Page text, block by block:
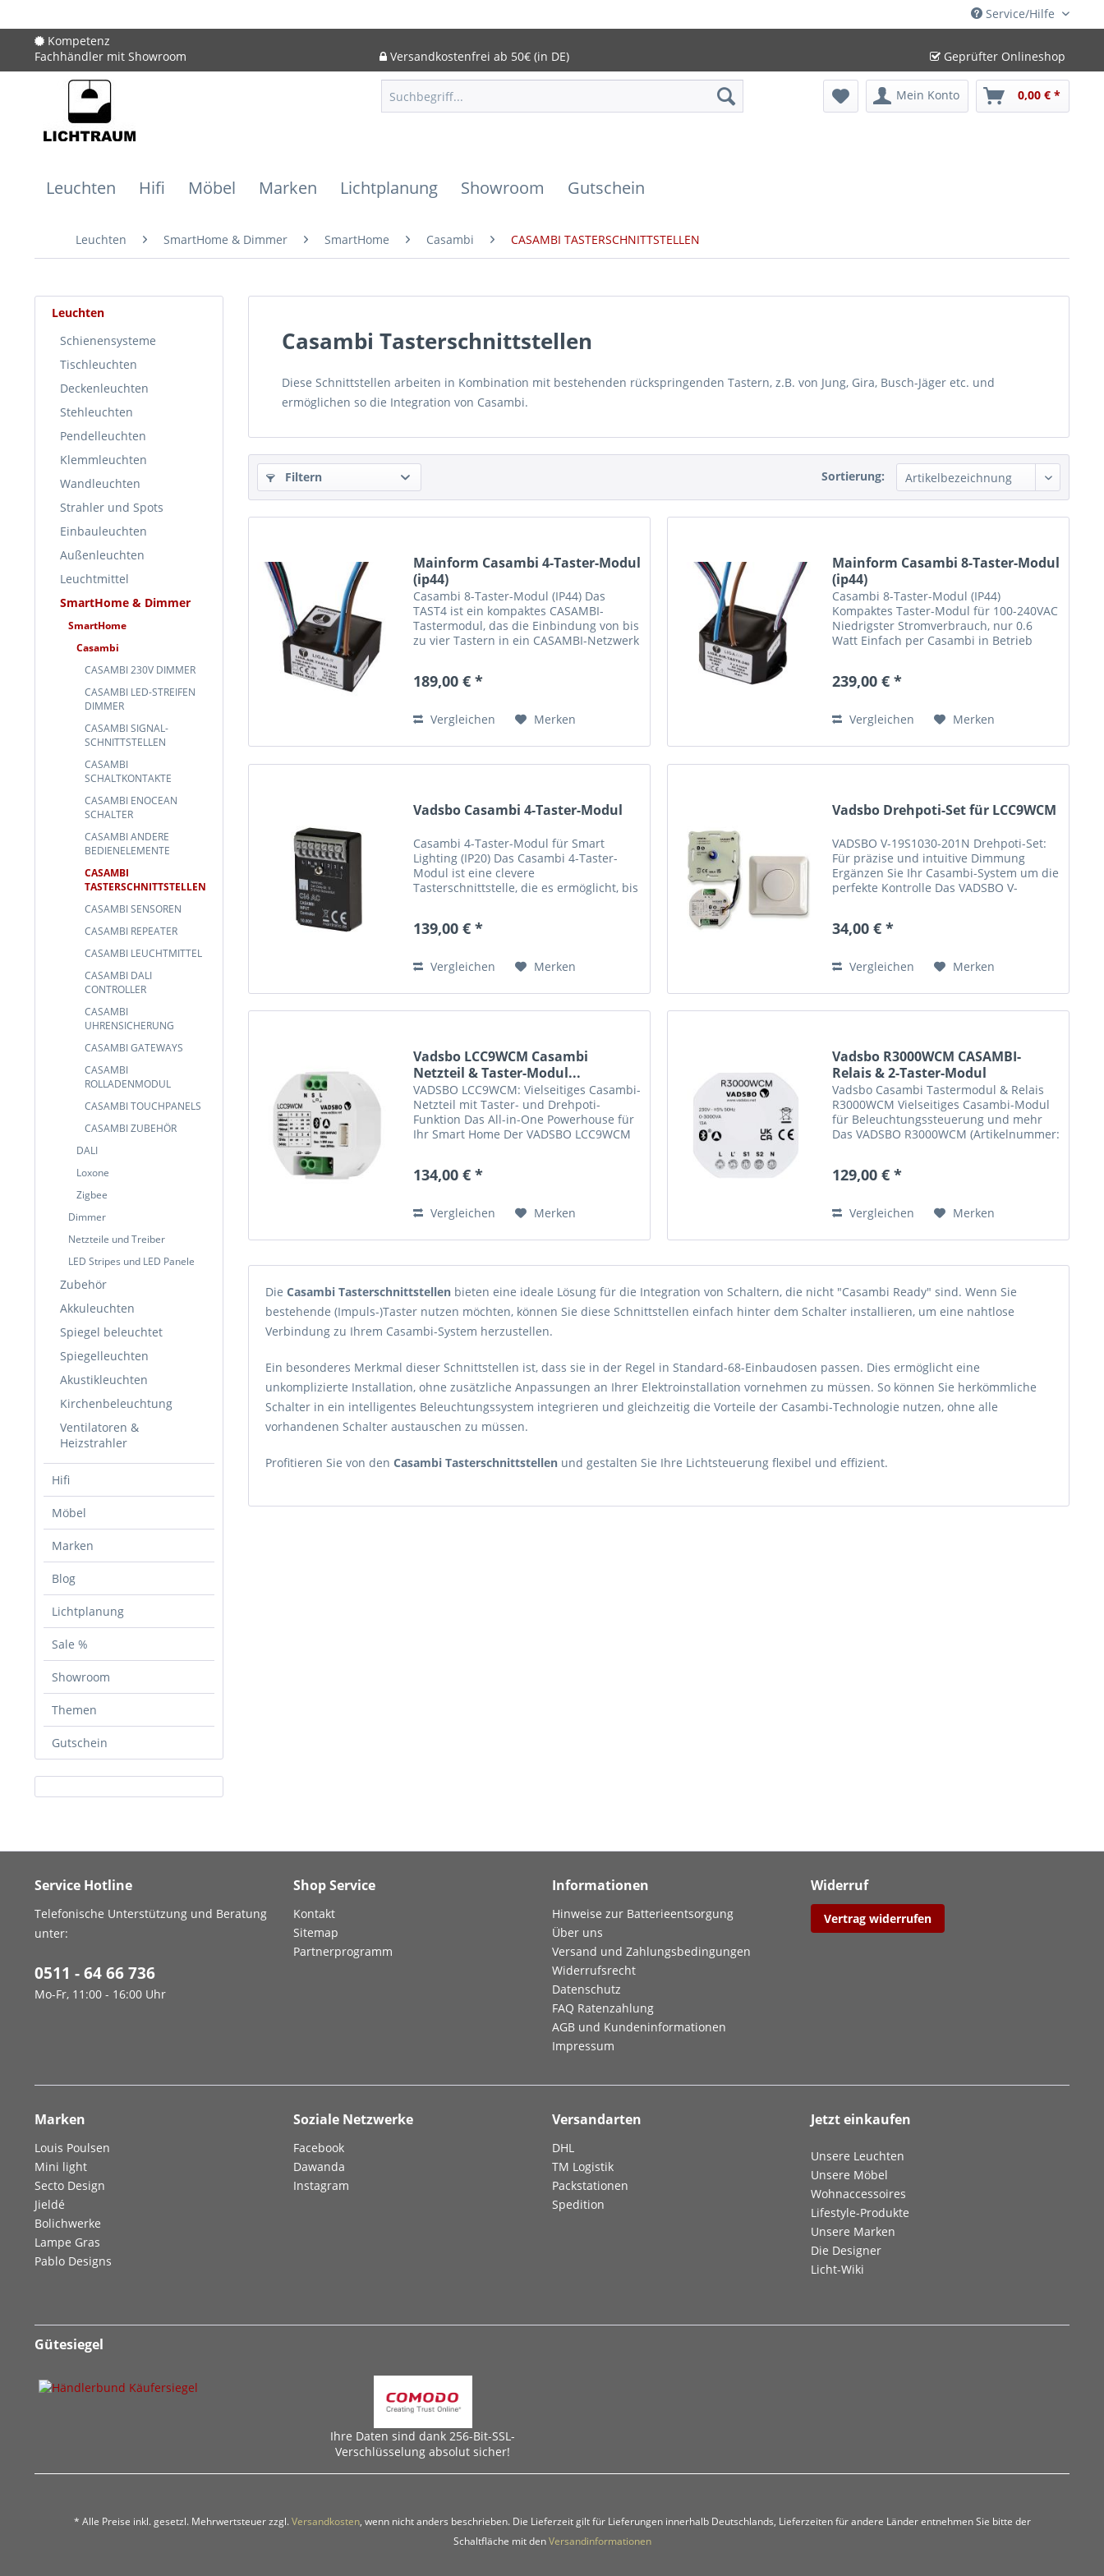
Service/Hilfe
Kompetenz
Fachhändler mit Showroom
Versandkostenfrei ab 50€ (in DE) Geprüfter Onlineshop
Mein Konto 0,00 € *
Leuchten Hifi Möbel Marken Lichtplanung Showroom Gutschein
Leuchten SmartHome & Dimmer SmartHome Casambi CASAMBI TASTERSCHNITTSTELLEN
Leuchten
Schienensysteme
Tischleuchten
Deckenleuchten
Stehleuchten
Pendelleuchten
Klemmleuchten
Wandleuchten
Strahler und Spots
Einbauleuchten
Außenleuchten
Leuchtmittel
SmartHome & Dimmer
SmartHome
Casambi
CASAMBI 230V DIMMER
CASAMBI LED-STREIFEN
DIMMER
CASAMBI SIGNAL-
SCHNITTSTELLEN
CASAMBI
SCHALTKONTAKTE
CASAMBI ENOCEAN
SCHALTER
CASAMBI ANDERE
BEDIENELEMENTE
CASAMBI
TASTERSCHNITTSTELLEN
CASAMBI SENSOREN
CASAMBI REPEATER
CASAMBI LEUCHTMITTEL
CASAMBI DALI
CONTROLLER
CASAMBI
UHRENSICHERUNG
CASAMBI GATEWAYS
CASAMBI
ROLLADENMODUL
CASAMBI TOUCHPANELS
CASAMBI ZUBEHÖR
DALI
Loxone
Zigbee
Dimmer
Netzteile und Treiber
LED Stripes und LED Panele
Zubehör
Akkuleuchten
Spiegel beleuchtet
Spiegelleuchten
Akustikleuchten
Kirchenbeleuchtung
Ventilatoren &
Heizstrahler
Hifi
Möbel
Marken
Blog
Lichtplanung
Sale %
Showroom
Themen
Gutschein
Casambi Tasterschnittstellen
Diese Schnittstellen arbeiten in Kombination mit bestehenden rückspringenden Tastern, z.B. von Jung, Gira, Busch-Jäger etc. und
ermöglichen so die Integration von Casambi.
Filtern Sortierung:
Mainform Casambi 4-Taster-Modul
(ip44)
Casambi 8-Taster-Modul (IP44) Das
TAST4 ist ein kompaktes CASAMBI-
Tastermodul, das die Einbindung von bis
zu vier Tastern in ein CASAMBI-Netzwerk
angeschlossen und bietet...
189,00 € *
Vergleichen Merken
Mainform Casambi 8-Taster-Modul
(ip44)
Casambi 8-Taster-Modul (IP44)
Kompaktes Taster-Modul für 100-240VAC
Niedrigster Stromverbrauch, nur 0.6
Watt Einfach per Casambi in Betrieb
Taster-Modul können Sie bis...
239,00 € *
Vergleichen Merken
Vadsbo Casambi 4-Taster-Modul
Casambi 4-Taster-Modul für Smart
Lighting (IP20) Das Casambi 4-Taster-
Modul ist eine clevere
Tasterschnittstelle, die es ermöglicht, bis
Maßen passt dieses Modul...
139,00 € *
Vergleichen Merken
Vadsbo Drehpoti-Set für LCC9WCM
VADSBO V-19S1030-201N Drehpoti-Set:
Für präzise und intuitive Dimmung
Ergänzen Sie Ihr Casambi-System um die
perfekte Kontrolle Das VADSBO V-
und ermöglicht eine...
34,00 € *
Vergleichen Merken
Vadsbo LCC9WCM Casambi
Netzteil & Taster-Modul...
VADSBO LCC9WCM: Vielseitiges Casambi-
Netzteil mit Taster- und Drehpoti-
Funktion Das All-in-One Powerhouse für
Ihr Smart Home Der VADSBO LCC9WCM
kompakten Gehäuse...
134,00 € *
Vergleichen Merken
Vadsbo R3000WCM CASAMBI-
Relais & 2-Taster-Modul
Vadsbo Casambi Tastermodul & Relais
R3000WCM Vielseitiges Casambi-Modul
für Beleuchtungssteuerung und mehr
Das VADSBO R3000WCM (Artikelnummer:
Smart-Home-Steuerung auf...
129,00 € *
Vergleichen Merken
Die Casambi Tasterschnittstellen bieten eine ideale Lösung für die Integration von Schaltern, die nicht "Casambi Ready" sind. Wenn Sie
bestehende (Impuls-)Taster nutzen möchten, können Sie diese Schnittstellen einfach hinter dem Schalter installieren, um eine nahtlose
Verbindung zu Ihrem Casambi-System herzustellen.
Ein besonderes Merkmal dieser Schnittstellen ist, dass sie in der Regel in Standard-68-Einbaudosen passen. Dies ermöglicht eine
unkomplizierte Installation, ohne zusätzliche Anpassungen an Ihrer Elektroinstallation vornehmen zu müssen. So können Sie herkömmliche
Schalter in ein intelligentes Beleuchtungssystem integrieren und gleichzeitig die Vorteile der Casambi-Technologie nutzen, ohne alle
vorhandenen Schalter austauschen zu müssen.
Profitieren Sie von den Casambi Tasterschnittstellen und gestalten Sie Ihre Lichtsteuerung flexibel und effizient.
Service Hotline
Telefonische Unterstützung und Beratung
unter:
0511 - 64 66 736
Mo-Fr, 11:00 - 16:00 Uhr
Shop Service
Kontakt
Sitemap
Partnerprogramm
Informationen
Hinweise zur Batterieentsorgung
Über uns
Versand und Zahlungsbedingungen
Widerrufsrecht
Datenschutz
FAQ Ratenzahlung
AGB und Kundeninformationen
Impressum
Widerruf
Vertrag widerrufen
Marken
Louis Poulsen
Mini light
Secto Design
Jieldé
Bolichwerke
Lampe Gras
Pablo Designs
Soziale Netzwerke
Facebook
Dawanda
Instagram
Versandarten
DHL
TM Logistik
Packstationen
Spedition
Jetzt einkaufen
Unsere Leuchten
Unsere Möbel
Wohnaccessoires
Lifestyle-Produkte
Unsere Marken
Die Designer
Licht-Wiki
Gütesiegel
Ihre Daten sind dank 256-Bit-SSL-
Verschlüsselung absolut sicher!
* Alle Preise inkl. gesetzl. Mehrwertsteuer zzgl.Versandkosten, wenn nicht anders beschrieben. Die Lieferzeit gilt für Lieferungen innerhalb Deutschlands, Lieferzeiten für andere Länder entnehmen Sie bitte der
Schaltfläche mit denVersandinformationen